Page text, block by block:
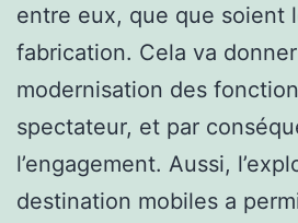
entre eux, que que soient
fabrication. Cela va
modernisation des
spectateur, et par
l’engagement. Aussi,
destination mobiles a